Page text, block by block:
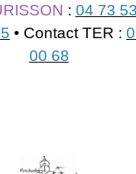
: 04 73
• Contact TER :
00 68